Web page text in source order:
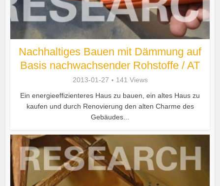
Nachhaltiges Bauen mit Dämmung auf
Basis nachwachsender Rohstoffe / AT
2013-01-27
141 Views
Ein energieeffizienteres Haus zu bauen, ein altes Haus zu
kaufen und durch Renovierung den alten Charme des
Gebäudes...